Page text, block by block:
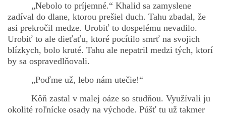
„Nebolo to príjemné.“ Khalid sa zamyslene
zadíval do dlane, ktorou prešiel duch. Tahu zbadal, že
asi prekročil medze. Urobiť to dospelému nevadilo.
Urobiť to ale dieťaťu, ktoré pocítilo smrť na svojich
blízkych, bolo kruté. Tahu ale nepatril medzi tých, ktorí
by sa ospravedlňovali.
„Poďme už, lebo nám utečie!“
Kôň zastal v malej oáze so studňou. Využívali ju
okolité roľnícke osady na východe. Púšť tu už takmer